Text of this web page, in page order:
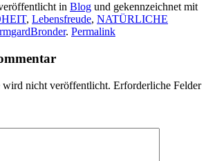
in Blog und gekennzeichnet mit
, Lebensfreude, NATÜRLICHE
. Permalink
nicht veröffentlicht. Erforderliche Felder